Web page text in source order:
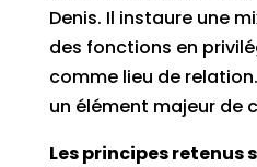
Denis. Il instaure une
des fonctions en
comme lieu de
un élément majeur de
Les principes retenus